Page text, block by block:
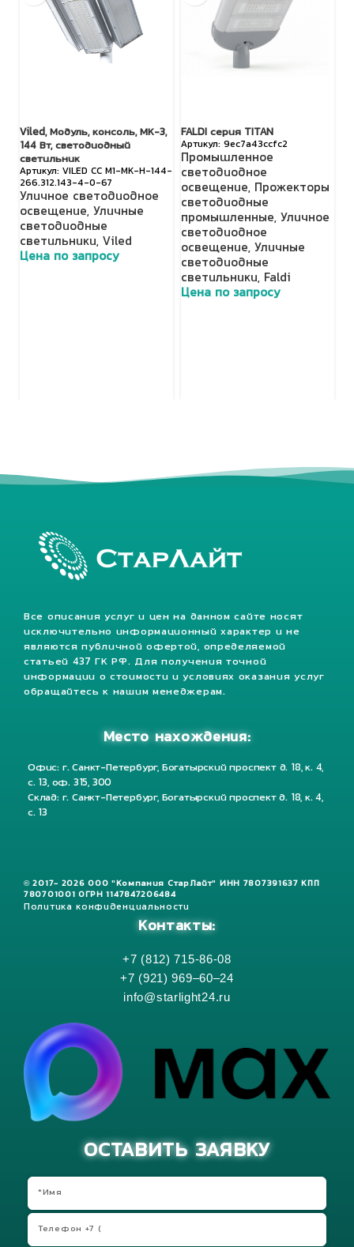
Viled, Модуль, консоль, МК-3,
144 Вт, светодиодный
светильник
VILED СС М1-МК-Н-144-
266.312.143-4-0-67
Уличное светодиодное
освещение, Уличные
светодиодные
светильники, Viled
Цена по запросу
FALDI серия TITAN
9ec7a43ccfc2
Промышленное
светодиодное
освещение, Прожекторы
светодиодные
промышленные, Уличное
светодиодное
освещение, Уличные
светодиодные
светильники, Faldi
Цена по запросу
Все описания услуг и цен на данном сайте носят
исключительно информационный характер и не
являются публичной офертой, определяемой
статьей 437 ГК РФ. Для получения точной
информации о стоимости и условиях оказания услуг
обращайтесь к нашим менеджерам.
Место нахождения:
Офис: г. Санкт-Петербург, Богатырский проспект д. 18, к. 4,
с. 13, оф. 315, 300
Склад: г. Санкт-Петербург, Богатырский проспект д. 18, к. 4,
с. 13
© 2017- 2026 ООО "Компания СтарЛайт" ИНН 7807391637 КПП
780701001 ОГРН 1147847206484
Политика конфиденциальности
Контакты:
+7 (812) 715-86-08
+7 (921) 969–60–24
info@starlight24.ru
ОСТАВИТЬ ЗАЯВКУ